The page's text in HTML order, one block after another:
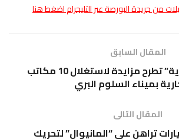
من جريدة البورصة عبر التليجرام اضغط هنا
المقال السابق
“الموانئ البرية” تطرح مزايدة لاستغلال 10 مكاتب
بميناء السلوم البري
المقال التالى
تراهن على “المانيوال” لتحريك